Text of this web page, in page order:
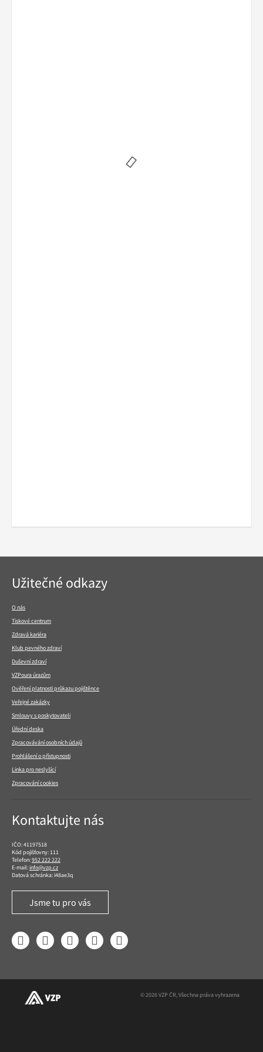
Navigace
v
Užitečné odkazy
O nás
Tiskové centrum
Zdravá kariéra
Klub pevného zdraví
Duševní zdraví
VZPoura úrazům
Ověření platnosti průkazu pojištěnce
Veřejné zakázky
Smlouvy s poskytovateli
Úřední deska
Zpracovávání osobních údajů
Prohlášení o přístupnosti
Linka pro neslyšící
Zpracování cookies
Kontaktujte nás
IČO: 41197518
Kód pojišťovny: 111
Telefon:952 222 222
E-mail:info@vzp.cz
Datová schránka: i48ae3q
Jsme tu pro vás
FacebookLinkedIn YouTube InstagramTwitter
© 2026 VZP ČR, Všechna práva vyhrazena